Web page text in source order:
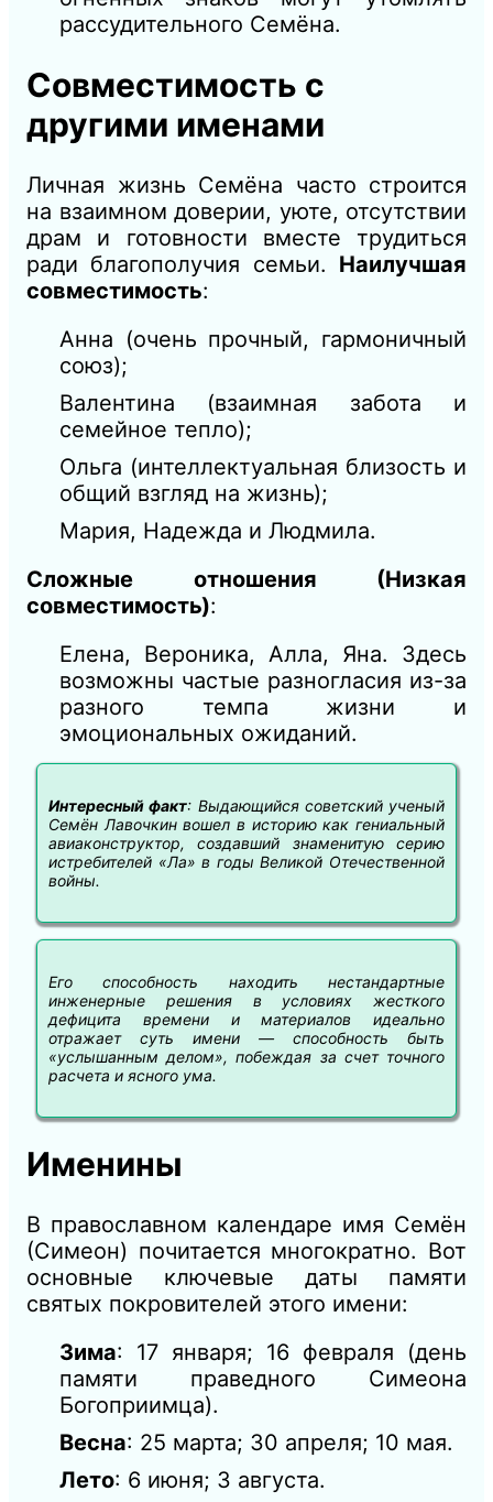
рассудительного Семёна.
Совместимость с
другими именами
Личная жизнь Семёна часто строится
на взаимном доверии, уюте, отсутствии
драм и готовности вместе трудиться
ради благополучия семьи. Наилучшая
совместимость:
Анна (очень прочный, гармоничный
союз);
Валентина (взаимная забота и
семейное тепло);
Ольга (интеллектуальная близость и
общий взгляд на жизнь);
Мария, Надежда и Людмила.
Сложные отношения (Низкая
совместимость):
Елена, Вероника, Алла, Яна. Здесь
возможны частые разногласия из-за
разного темпа жизни и
эмоциональных ожиданий.
Интересный факт: Выдающийся советский ученый
Семён Лавочкин вошел в историю как гениальный
авиаконструктор, создавший знаменитую серию
истребителей «Ла» в годы Великой Отечественной
войны.
Его способность находить нестандартные
инженерные решения в условиях жесткого
дефицита времени и материалов идеально
отражает суть имени — способность быть
«услышанным делом», побеждая за счет точного
расчета и ясного ума.
Именины
В православном календаре имя Семён
(Симеон) почитается многократно. Вот
основные ключевые даты памяти
святых покровителей этого имени:
Зима: 17 января; 16 февраля (день
памяти праведного Симеона
Богоприимца).
Весна: 25 марта; 30 апреля; 10 мая.
Лето: 6 июня; 3 августа.